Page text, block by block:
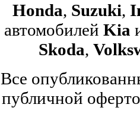
Honda, Suzuki,
автомобилей Kia
Skoda,
Все
публичной